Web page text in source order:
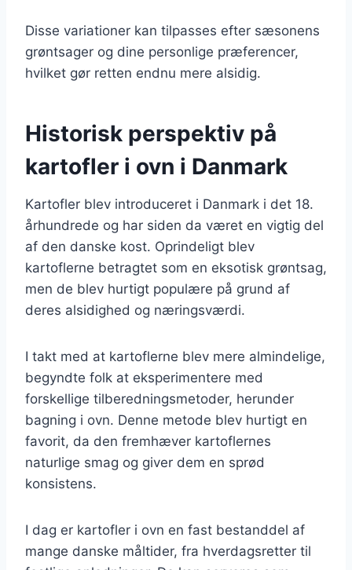
Disse variationer kan tilpasses efter sæsonens
grøntsager og dine personlige præferencer,
hvilket gør retten endnu mere alsidig.
Historisk perspektiv på
kartofler i ovn i Danmark
Kartofler blev introduceret i Danmark i det 18.
århundrede og har siden da været en vigtig del
af den danske kost. Oprindeligt blev
kartoflerne betragtet som en eksotisk grøntsag,
men de blev hurtigt populære på grund af
deres alsidighed og næringsværdi.
I takt med at kartoflerne blev mere almindelige,
begyndte folk at eksperimentere med
forskellige tilberedningsmetoder, herunder
bagning i ovn. Denne metode blev hurtigt en
favorit, da den fremhæver kartoflernes
naturlige smag og giver dem en sprød
konsistens.
I dag er kartofler i ovn en fast bestanddel af
mange danske måltider, fra hverdagsretter til